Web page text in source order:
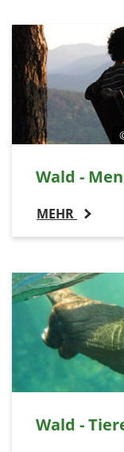
Wald -
MEHR
Wald -
EXTERNE
Um Inhalte
Plattformen
diesen
Vimeo